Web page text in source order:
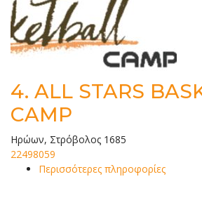
4. ALL STARS
CAMP
Ηρώων, Στρόβολος 1685
22498059
Περισσότερες πληροφορίες